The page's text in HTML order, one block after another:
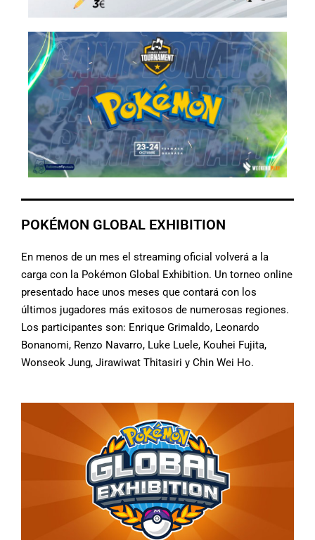
POKÉMON GLOBAL EXHIBITION
En menos de un mes el streaming oficial volverá a la
carga con la Pokémon Global Exhibition. Un torneo online
presentado hace unos meses que contará con los
últimos jugadores más exitosos de numerosas regiones.
Los participantes son: Enrique Grimaldo, Leonardo
Bonanomi, Renzo Navarro, Luke Luele, Kouhei Fujita,
Wonseok Jung, Jirawiwat Thitasiri y Chin Wei Ho.